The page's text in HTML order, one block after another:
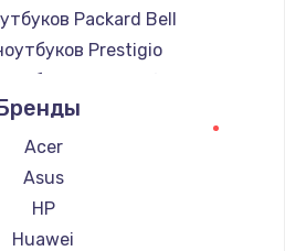
Packard Bell
Prestigio
Microsoft
Alienware
Aquarius
Gigabyte
ноутбуков Aorus
Maibenben
Acer
Asus
HP
Huawei